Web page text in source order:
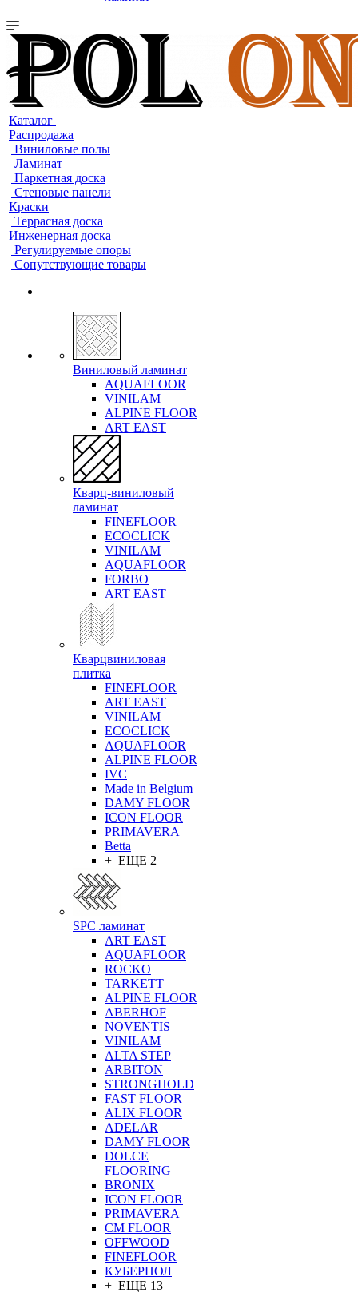
Каталог
Распродажа
Виниловые полы
Ламинат
Паркетная доска
Стеновые панели
Краски
Террасная доска
Инженерная доска
Регулируемые опоры
Сопутствующие товары
Виниловый ламинат
AQUAFLOOR
VINILAM
ALPINE FLOOR
ART EAST
Кварц-виниловый
ламинат
FINEFLOOR
ECOCLICK
VINILAM
AQUAFLOOR
FORBO
ART EAST
Кварцвиниловая
плитка
FINEFLOOR
ART EAST
VINILAM
ECOCLICK
AQUAFLOOR
ALPINE FLOOR
IVC
Made in Belgium
DAMY FLOOR
ICON FLOOR
PRIMAVERA
Betta
+ ЕЩЕ 2
SPC ламинат
ART EAST
AQUAFLOOR
ROCKO
TARKETT
ALPINE FLOOR
ABERHOF
NOVENTIS
VINILAM
ALTA STEP
ARBITON
STRONGHOLD
FAST FLOOR
ALIX FLOOR
ADELAR
DAMY FLOOR
DOLCE
FLOORING
BRONIX
ICON FLOOR
PRIMAVERA
CM FLOOR
OFFWOOD
FINEFLOOR
КУБЕРПОЛ
+ ЕЩЕ 13